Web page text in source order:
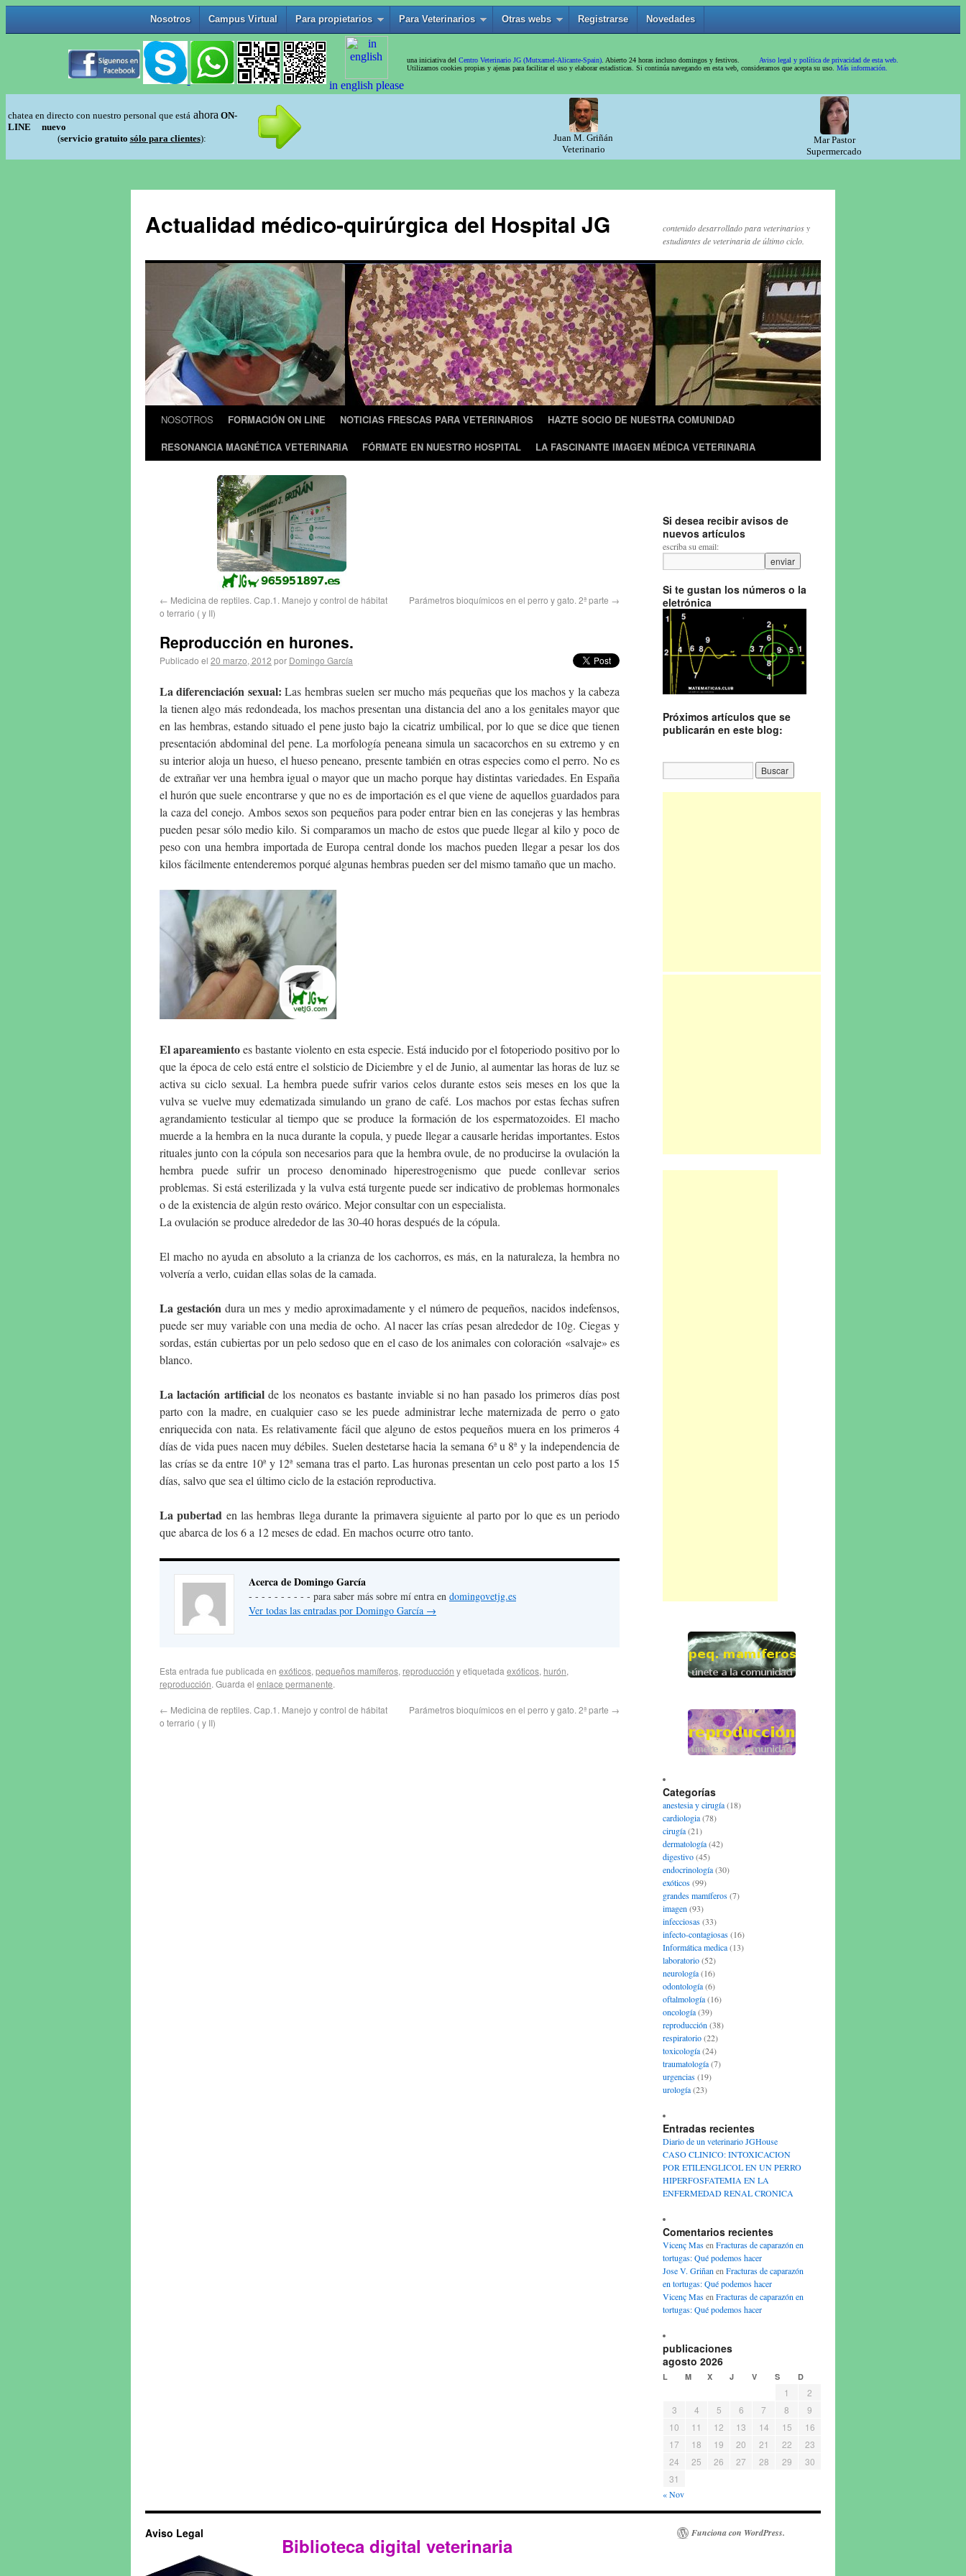
Actualidad médico-quirúrgica del Hospital JG
contenido desarrollado para veterinarios y
estudiantes de veterinaria de último ciclo.
NOSOTROS FORMACIÓN ON LINE NOTICIAS FRESCAS PARA VETERINARIOS
HAZTE SOCIO DE NUESTRA COMUNIDAD
RESONANCIA MAGNÉTICA VETERINARIA
FÓRMATE EN NUESTRO HOSPITAL LA FASCINANTE IMAGEN MÉDICA VETERINARIA
← Medicina de reptiles. Cap.1. Manejo y control de hábitat
o terrario ( y II)
Parámetros bioquímicos en el perro y gato. 2ª parte →
Reproducción en hurones.
Publicado el 20 marzo, 2012 por Domingo García
La diferenciación sexual: Las hembras suelen ser mucho más pequeñas que los machos y la cabeza
la tienen algo más redondeada, los machos presentan una distancia del ano a los genitales mayor que
en las hembras, estando situado el pene justo bajo la cicatriz umbilical, por lo que se dice que tienen
presentación abdominal del pene. La morfología peneana simula un sacacorchos en su extremo y en
su interior aloja un hueso, el hueso peneano, presente también en otras especies como el perro. No es
de extrañar ver una hembra igual o mayor que un macho porque hay distintas variedades. En España
el hurón que suele encontrarse y que no es de importación es el que viene de aquellos guardados para
la caza del conejo. Ambos sexos son pequeños para poder entrar bien en las conejeras y las hembras
pueden pesar sólo medio kilo. Si comparamos un macho de estos que puede llegar al kilo y poco de
peso con una hembra importada de Europa central donde los machos pueden llegar a pesar los dos
kilos fácilmente entenderemos porqué algunas hembras pueden ser del mismo tamaño que un macho.
El apareamientoes bastante violento en esta especie. Está inducido por el fotoperiodo positivo por lo
que la época de celo está entre el solsticio de Diciembre y el de Junio, al aumentar las horas de luz se
activa su ciclo sexual. La hembra puede sufrir varios celos durante estos seis meses en los que la
vulva se vuelve muy edematizada simulando un grano de café. Los machos por estas fechas sufren
agrandamiento testicular al tiempo que se produce la formación de los espermatozoides. El macho
muerde a la hembra en la nuca durante la copula, y puede llegar a causarle heridas importantes. Estos
rituales junto con la cópula son necesarios para que la hembra ovule, de no producirse la ovulación la
hembra puede sufrir un proceso denominado hiperestrogenismo que puede conllevar serios
problemas. Si está esterilizada y la vulva está turgente puede ser indicativo de problemas hormonales
o de la existencia de algún resto ovárico. Mejor consultar con un especialista.
La ovulación se produce alrededor de las 30-40 horas después de la cópula.
El macho no ayuda en absoluto a la crianza de los cachorros, es más, en la naturaleza, la hembra no
volvería a verlo, cuidan ellas solas de la camada.
La gestacióndura un mes y medio aproximadamente y el número de pequeños, nacidos indefensos,
puede ser muy variable con una media de ocho. Al nacer las crías pesan alrededor de 10g. Ciegas y
sordas, están cubiertas por un pelo sedoso que en el caso de los animales con coloración «salvaje» es
blanco.
La lactación artificialde los neonatos es bastante inviable si no han pasado los primeros días post
parto con la madre, en cualquier caso se les puede administrar leche maternizada de perro o gato
enriquecida con nata. Es relativamente fácil que alguno de estos pequeños muera en los primeros 4
días de vida pues nacen muy débiles. Suelen destetarse hacia la semana 6ª u 8ª y la independencia de
las crías se da entre 10ª y 12ª semana tras el parto. Las huronas presentan un celo post parto a los 15
días, salvo que sea el último ciclo de la estación reproductiva.
La pubertad en las hembras llega durante la primavera siguiente al parto por lo que es un periodo
que abarca de los 6 a 12 meses de edad. En machos ocurre otro tanto.
Acerca de Domingo García
- - - - - - - - - - para saber más sobre mí entra en domingovetjg.es
Ver todas las entradas por Domingo García →
Esta entrada fue publicada en exóticos,pequeños mamíferos, reproducción y etiquetadaexóticos, hurón,
reproducción. Guarda el enlace permanente.
← Medicina de reptiles. Cap.1. Manejo y control de hábitat
o terrario ( y II)
Parámetros bioquímicos en el perro y gato. 2ª parte →
Si desea recibir avisos de
nuevos artículos
escriba su email:
Si te gustan los números o la
eletrónica
Próximos artículos que se
publicarán en este blog:
Categorías
anestesia y cirugía(18)
cardiologia(78)
cirugía(21)
dermatología(42)
digestivo(45)
endocrinología(30)
exóticos(99)
grandes mamíferos(7)
imagen (93)
infecciosas(33)
infecto-contagiosas(16)
Informática medica(13)
laboratorio(52)
neurología(16)
odontología(6)
oftalmología(16)
oncología(39)
reproducción (38)
respiratorio(22)
toxicología(24)
traumatología(7)
urgencias(19)
urología(23)
Entradas recientes
Diario de un veterinario JGHouse
CASO CLINICO: INTOXICACION
POR ETILENGLICOL EN UN PERRO
HIPERFOSFATEMIA EN LA
ENFERMEDAD RENAL CRONICA
Comentarios recientes
Vicenç Masen Fracturas de caparazón en
tortugas: Qué podemos hacer
Jose V. Griñan en Fracturas de caparazón
en tortugas: Qué podemos hacer
Vicenç Masen Fracturas de caparazón en
tortugas: Qué podemos hacer
publicaciones
agosto 2026
L M X J V S D
1
2
3
4 5 6 7 8
9
10
11 12 13 14 15
16
17
18 19 20 21 22
23
24
25 26 27 28 29
30
31
« Nov
Aviso Legal
Biblioteca digital veterinaria
Funciona con WordPress.